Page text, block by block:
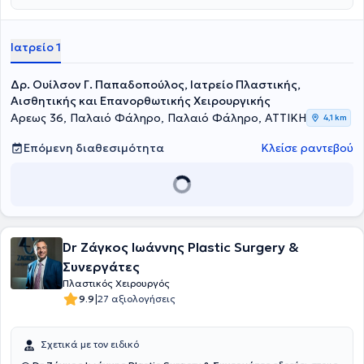
Ιατρείο 1
Δρ. Ουίλσον Γ. Παπαδοπούλος, Ιατρείο Πλαστικής,
Αισθητικής και Επανορθωτικής Χειρουργικής
Αρεως 36, Παλαιό Φάληρο, Παλαιό Φάληρο, ΑΤΤΙΚΗ
4,1 km
Επόμενη διαθεσιμότητα Κλείσε ραντεβού
Dr Ζάγκος Ιωάννης Plastic Surgery &
Συνεργάτες
Πλαστικός Χειρουργός
9.9|27 αξιολογήσεις
Σχετικά με τον ειδικό